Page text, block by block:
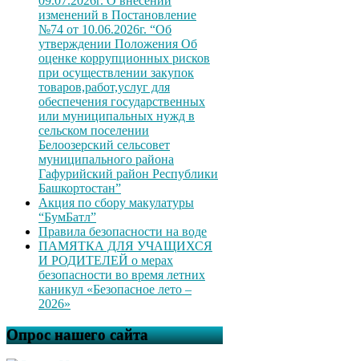
изменений в Постановление
№74 от 10.06.2026г. “Об
утверждении Положения Об
оценке коррупционных рисков
при осуществлении закупок
товаров,работ,услуг для
обеспечения государственных
или муниципальных нужд в
сельском поселении
Белоозерский сельсовет
муниципального района
Гафурийский район Республики
Башкортостан”
Акция по сбору макулатуры
“БумБатл”
Правила безопасности на воде
ПАМЯТКА ДЛЯ УЧАЩИХСЯ
И РОДИТЕЛЕЙ о мерах
безопасности во время летних
каникул «Безопасное лето –
2026»
Опрос нашего сайта